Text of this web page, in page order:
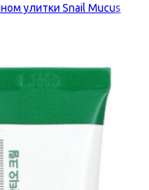
улитки Snail Mucus